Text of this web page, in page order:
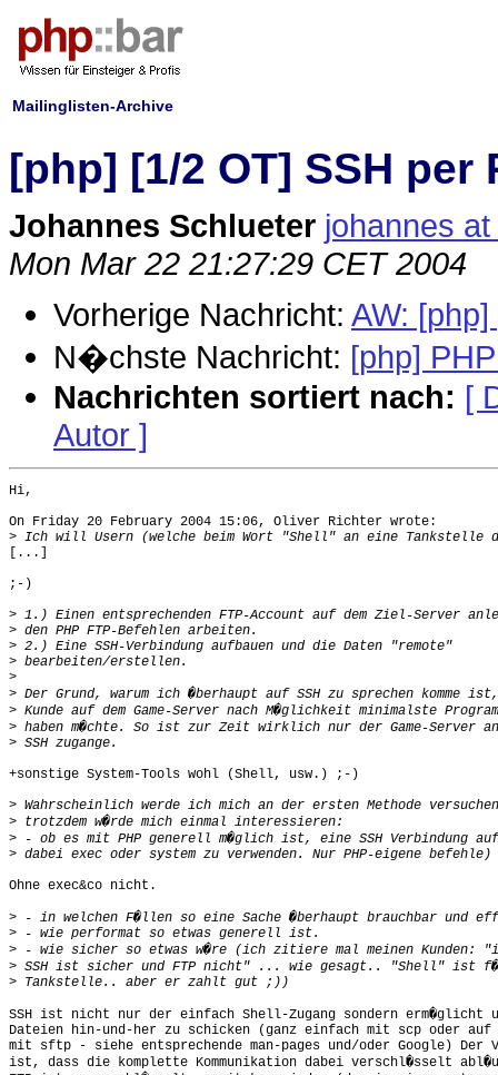
Mailinglisten-Archive
[php] [1/2 OT] SSH per
Johannes Schlueter johannes
Mon Mar 22 21:27:29 CET 2004
Vorherige Nachricht: AW:
N�chste Nachricht: [php]
Nachrichten sortiert nach: [
Autor ]
Hi,
On Friday 20 February 2004 15:06, Oliver Richter wrote:
>
[...]
;-)
>
>
>
>
>
>
>
>
>
+sonstige System-Tools wohl (Shell, usw.) ;-)
>
>
>
>
Ohne exec&co nicht.
>
>
>
>
>
SSH ist nicht nur der einfach Shell-Zugang sondern erm�glicht
Dateien hin-und-her zu schicken (ganz einfach mit scp oder auf
mit sftp - siehe entsprechende man-pages und/oder Google)
ist, dass die komplette Kommunikation dabei verschl�sselt